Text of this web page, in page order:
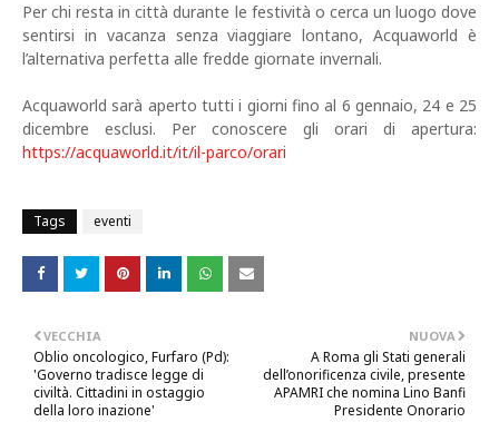
Per chi resta in città durante le festività o cerca un luogo dove
sentirsi in vacanza senza viaggiare lontano, Acquaworld è
l’alternativa perfetta alle fredde giornate invernali.
Acquaworld sarà aperto tutti i giorni fino al 6 gennaio, 24 e 25
dicembre esclusi. Per conoscere gli orari di apertura:
https://acquaworld.it/it/il-parco/orari
Tags eventi
NUOVA
A Roma gli Stati generali
dell’onorificenza civile, presente
APAMRI che nomina Lino Banfi
Presidente Onorario
VECCHIA
Oblio oncologico, Furfaro (Pd):
'Governo tradisce legge di
civiltà. Cittadini in ostaggio
della loro inazione'